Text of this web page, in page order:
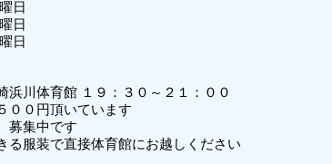
日
日
日
浜川体育館 １９：３０～２１：００
００円頂いています
募集中です
る服装で直接体育館にお越しください